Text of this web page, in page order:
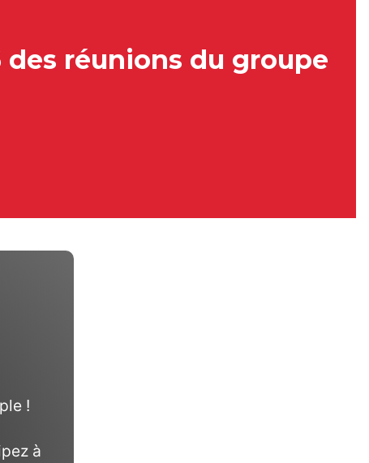
des réunions du groupe
!
à